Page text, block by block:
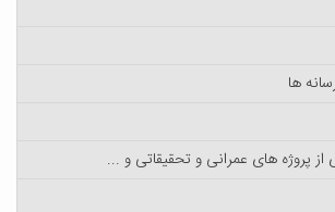
ها
از پروژه های عمرانی و تحقیقاتی و ...